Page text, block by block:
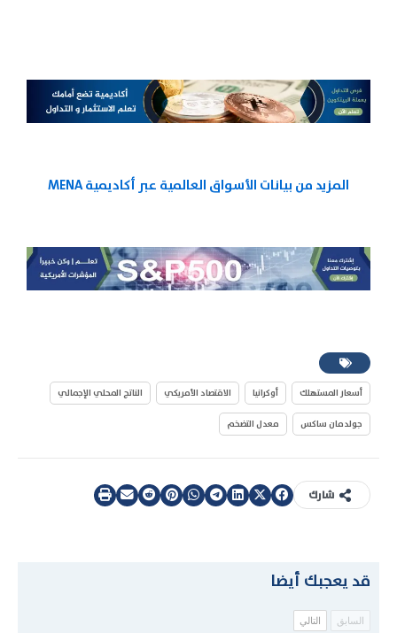
المزيد من بيانات الأسواق العالمية عبر أكاديمية MENA
أسعار المستهلك أوكرانيا الاقتصاد الأمريكي الناتج المحلي الإجمالي
جولدمان ساكس معدل التضخم
شارك
قد يعجبك أيضا
السابق التالي